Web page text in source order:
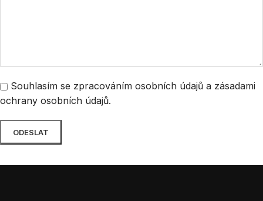
Souhlasím se zpracováním osobních údajů a zásadami
ochrany osobních údajů.